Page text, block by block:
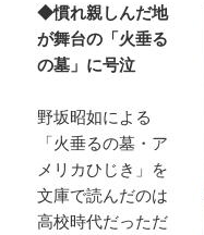
◆慣れ親しんだ地
が舞台の「火垂る
の墓」に号泣
野坂昭如による
「火垂るの墓・ア
メリカひじき」を
文庫で読んだのは
高校時代だっただ